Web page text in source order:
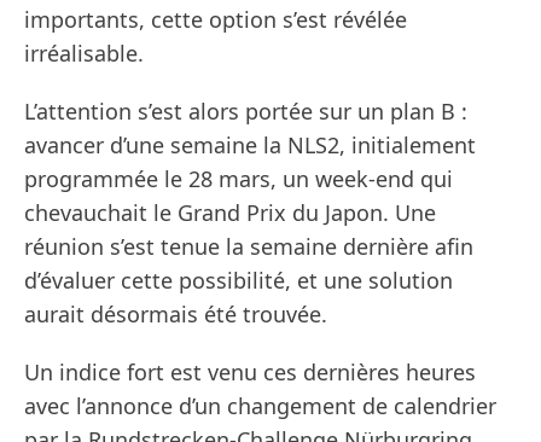
importants, cette option s’est révélée
irréalisable.
L’attention s’est alors portée sur un plan B :
avancer d’une semaine la NLS2, initialement
programmée le 28 mars, un week-end qui
chevauchait le Grand Prix du Japon. Une
réunion s’est tenue la semaine dernière afin
d’évaluer cette possibilité, et une solution
aurait désormais été trouvée.
Un indice fort est venu ces dernières heures
avec l’annonce d’un changement de calendrier